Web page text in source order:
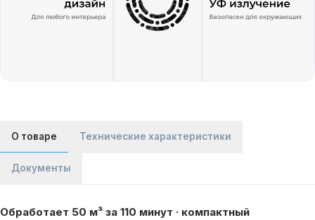
О товаре Технические характеристики
Документы
Обработает 50 м³ за 110 минут · компактный